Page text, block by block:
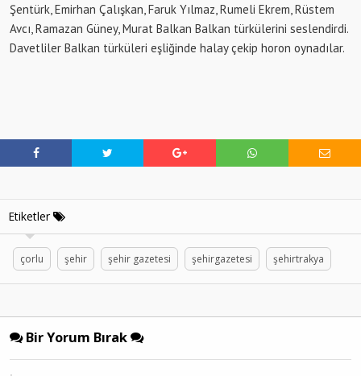
Şentürk, Emirhan Çalışkan, Faruk Yılmaz, Rumeli Ekrem, Rüstem
Avcı, Ramazan Güney, Murat Balkan Balkan türkülerini seslendirdi.
Davetliler Balkan türküleri eşliğinde halay çekip horon oynadılar.
Etiketler
çorlu şehir şehir gazetesi şehirgazetesi şehirtrakya
Bir Yorum Bırak